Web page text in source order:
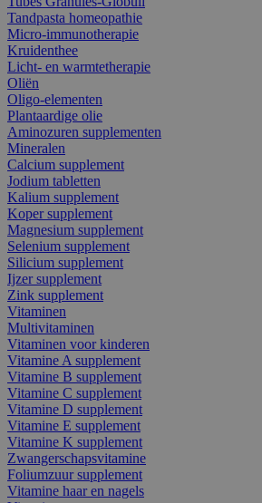
Tandpasta homeopathie
Micro-immunotherapie
Kruidenthee
Licht- en warmtetherapie
Oliën
Oligo-elementen
Plantaardige olie
Aminozuren supplementen
Mineralen
Calcium supplement
Jodium tabletten
Kalium supplement
Koper supplement
Magnesium supplement
Selenium supplement
Silicium supplement
Ijzer supplement
Zink supplement
Vitaminen
Multivitaminen
Vitaminen voor kinderen
Vitamine A supplement
Vitamine B supplement
Vitamine C supplement
Vitamine D supplement
Vitamine E supplement
Vitamine K supplement
Zwangerschapsvitamine
Foliumzuur supplement
Vitamine haar en nagels